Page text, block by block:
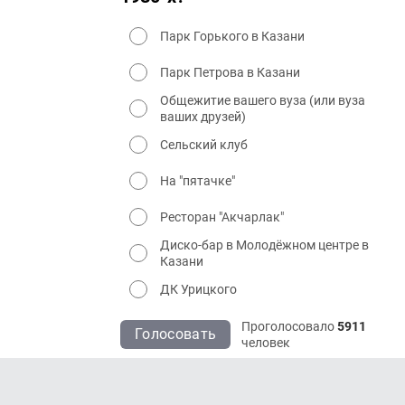
Парк Горького в Казани
Парк Петрова в Казани
Общежитие вашего вуза (или вуза
ваших друзей)
Сельский клуб
На "пятачке"
Ресторан "Акчарлак"
Диско-бар в Молодёжном центре в
Казани
ДК Урицкого
Голосовать Проголосовало5911
человек